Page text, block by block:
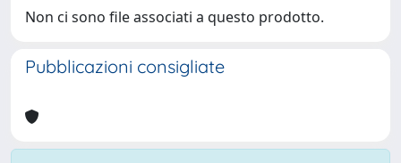
Non ci sono file associati a questo prodotto.
Pubblicazioni consigliate